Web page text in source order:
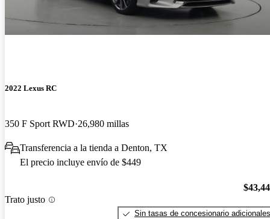
2022 Lexus RC
350 F Sport RWD 26,980 millas
Transferencia a la tienda a Denton, TX
El precio incluye envío de $449
Trato justo
Sin tasas de concesionario adicionales